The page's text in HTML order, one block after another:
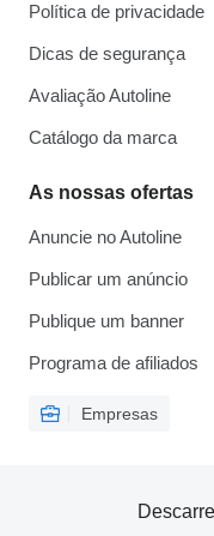
Política de privacidade
Dicas de segurança
Avaliação Autoline
Catálogo da marca
As nossas ofertas
Anuncie no Autoline
Publicar um anúncio
Publique um banner
Programa de afiliados
Empresas